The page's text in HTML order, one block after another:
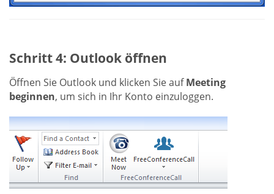
Schritt 4: Outlook öffnen
Öffnen Sie Outlook und klicken Sie aufMeeting
beginnen, um sich in Ihr Konto einzuloggen.